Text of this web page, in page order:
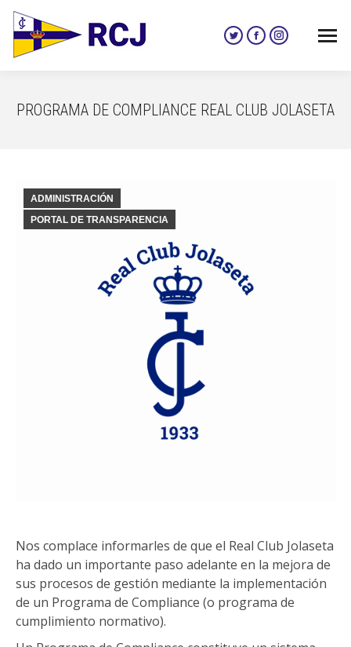
Twitter
in
new
Facebook
in
new
Instagram
in
new
PROGRAMA DE COMPLIANCE REAL CLUB JOLASETA
ADMINISTRACIÓN
PORTAL DE TRANSPARENCIA
Nos complace informarles de que el Real Club Jolaseta
ha dado un importante paso adelante en la mejora de
sus procesos de gestión mediante la implementación
de un Programa de Compliance (o programa de
cumplimiento normativo).